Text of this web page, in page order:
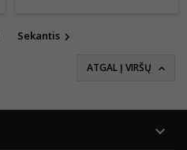
Sekantis 
ATGAL Į VIRŠŲ 
